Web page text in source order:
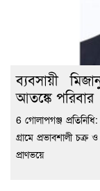
ব্যবসায়ী
আতঙ্কে পরিবার
6 গোলাপগঞ্জ
গ্রামে প্রভাবশালী চক্র
প্রাণভয়ে